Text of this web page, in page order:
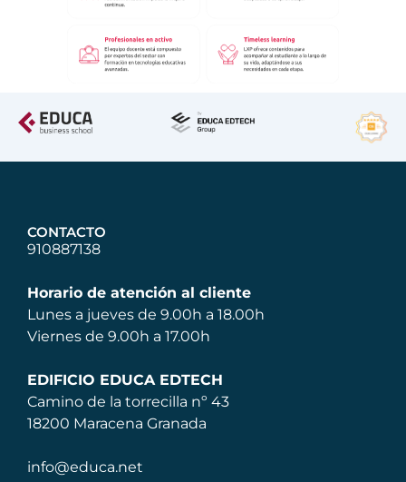
CONTACTO
910887138
Horario de atención al cliente
Lunes a jueves de 9.00h a 18.00h
Viernes de 9.00h a 17.00h
EDIFICIO EDUCA EDTECH
Camino de la torrecilla nº 43
18200 Maracena Granada
info@educa.net